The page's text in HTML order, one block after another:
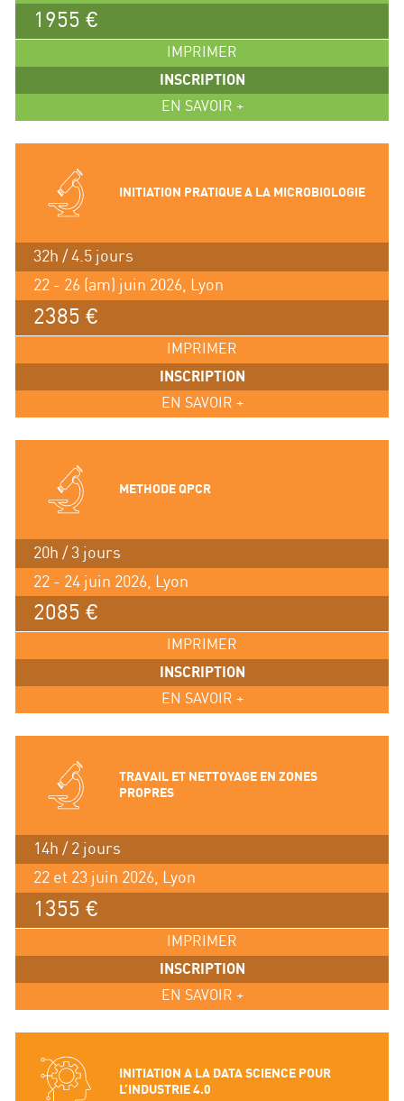
1955 €
IMPRIMER
INSCRIPTION
EN SAVOIR +
INITIATION PRATIQUE A LA MICROBIOLOGIE
32h / 4.5 jours
22 - 26 (am) juin 2026, Lyon
2385 €
IMPRIMER
INSCRIPTION
EN SAVOIR +
METHODE QPCR
20h / 3 jours
22 - 24 juin 2026, Lyon
2085 €
IMPRIMER
INSCRIPTION
EN SAVOIR +
TRAVAIL ET NETTOYAGE EN ZONES
PROPRES
14h / 2 jours
22 et 23 juin 2026, Lyon
1355 €
IMPRIMER
INSCRIPTION
EN SAVOIR +
INITIATION A LA DATA SCIENCE POUR
L’INDUSTRIE 4.0